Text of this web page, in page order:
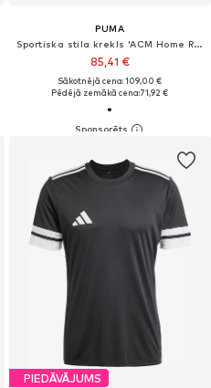
PUMA
Sportiska stila krekls 'ACM Home Replica'
85,41 €
Sākotnējā cena: 109,00 €
Pēdējā zemākā cena:71,92 €
PIEDĀVĀJUMS